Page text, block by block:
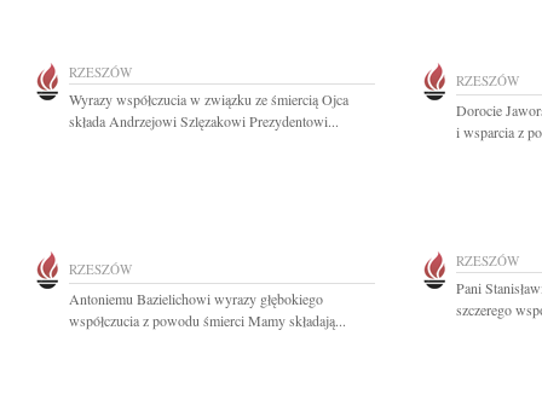
RZESZÓW
Wyrazy współczucia w związku ze śmiercią Ojca
składa Andrzejowi Szlęzakowi Prezydentowi...
RZESZÓW
Dorocie
i wsparcia z
RZESZÓW
Antoniemu Bazielichowi wyrazy głębokiego
współczucia z powodu śmierci Mamy składają...
RZESZÓW
Pani
szczerego